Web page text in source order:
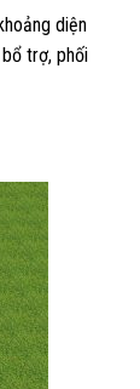
diện
trợ, phối